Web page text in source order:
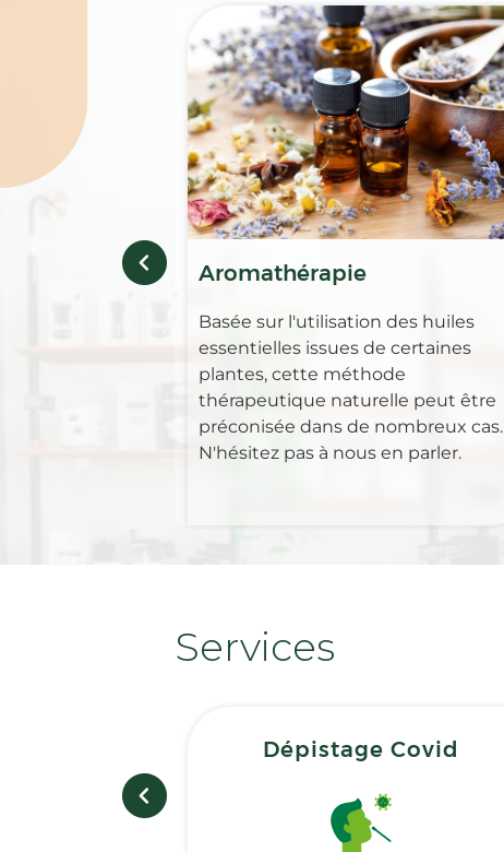
Aromathérapie
Basée sur l'utilisation des huiles
essentielles issues de certaines
plantes, cette méthode
thérapeutique naturelle peut être
préconisée dans de nombreux cas.
N'hésitez pas à nous en parler.
Services
Dépistage Covid